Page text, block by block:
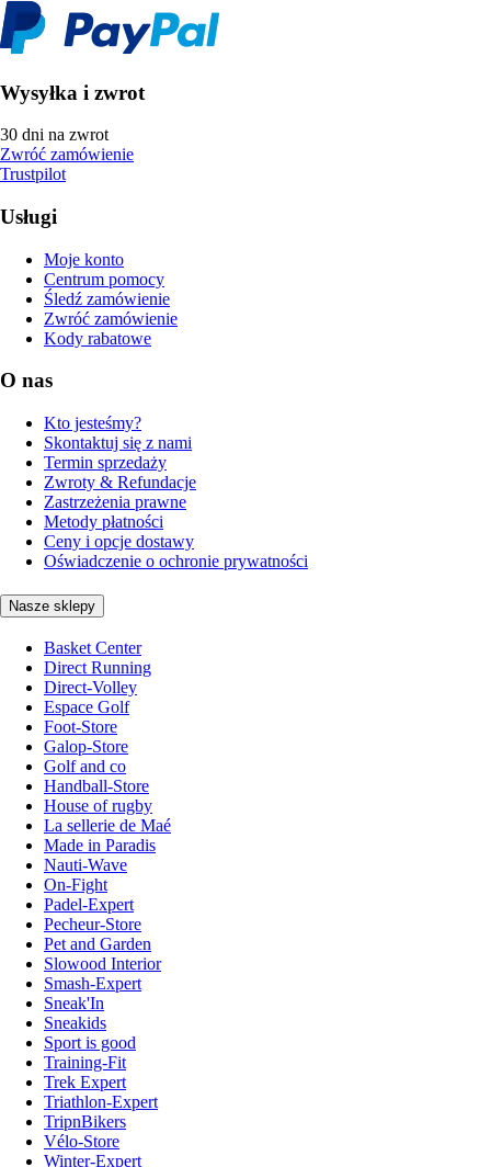
Wysyłka i zwrot
30 dni na zwrot
Zwróć zamówienie
Trustpilot
Usługi
Moje konto
Centrum pomocy
Śledź zamówienie
Zwróć zamówienie
Kody rabatowe
O nas
Kto jesteśmy?
Skontaktuj się z nami
Termin sprzedaży
Zwroty & Refundacje
Zastrzeżenia prawne
Metody płatności
Ceny i opcje dostawy
Oświadczenie o ochronie prywatności
Nasze sklepy
Basket Center
Direct Running
Direct-Volley
Espace Golf
Foot-Store
Galop-Store
Golf and co
Handball-Store
House of rugby
La sellerie de Maé
Made in Paradis
Nauti-Wave
On-Fight
Padel-Expert
Pecheur-Store
Pet and Garden
Slowood Interior
Smash-Expert
Sneak'In
Sneakids
Sport is good
Training-Fit
Trek Expert
Triathlon-Expert
TripnBikers
Vélo-Store
Winter-Expert